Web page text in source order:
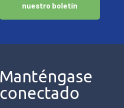
nuestro boletín
Manténgase
conectado